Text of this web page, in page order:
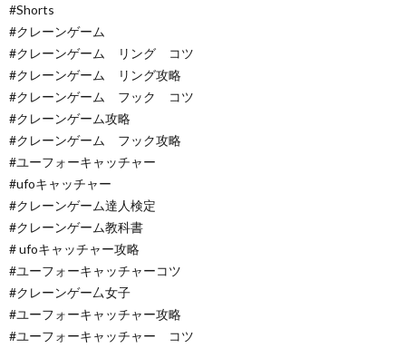
#Shorts
#クレーンゲーム
#クレーンゲーム リング コツ
#クレーンゲーム リング攻略
#クレーンゲーム フック コツ
#クレーンゲーム攻略
#クレーンゲーム フック攻略
#ユーフォーキャッチャー
#ufoキャッチャー
#クレーンゲーム達人検定
#クレーンゲーム教科書
# ufoキャッチャー攻略
#ユーフォーキャッチャーコツ
#クレーンゲー厶女子
#ユーフォーキャッチャー攻略
#ユーフォーキャッチャー コツ